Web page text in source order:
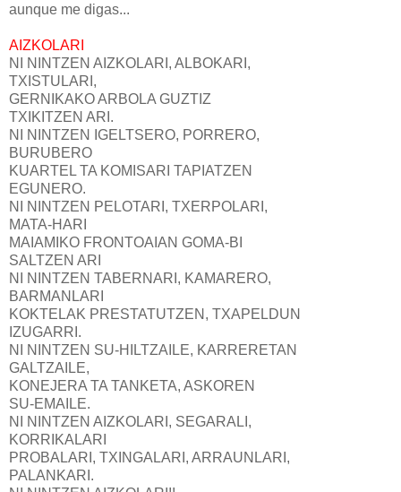
aunque me digas...
AIZKOLARI
NI NINTZEN AIZKOLARI, ALBOKARI,
TXISTULARI,
GERNIKAKO ARBOLA GUZTIZ
TXIKITZEN ARI.
NI NINTZEN IGELTSERO, PORRERO,
BURUBERO
KUARTEL TA KOMISARI TAPIATZEN
EGUNERO.
NI NINTZEN PELOTARI, TXERPOLARI,
MATA-HARI
MAIAMIKO FRONTOAIAN GOMA-BI
SALTZEN ARI
NI NINTZEN TABERNARI, KAMARERO,
BARMANLARI
KOKTELAK PRESTATUTZEN, TXAPELDUN
IZUGARRI.
NI NINTZEN SU-HILTZAILE, KARRERETAN
GALTZAILE,
KONEJERA TA TANKETA, ASKOREN
SU-EMAILE.
NI NINTZEN AIZKOLARI, SEGARALI,
KORRIKALARI
PROBALARI, TXINGALARI, ARRAUNLARI,
PALANKARI.